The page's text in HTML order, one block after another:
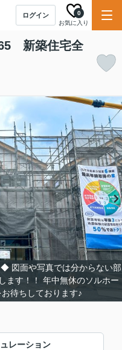
ログイン
お気に入り
0
新築住宅全
図面や写真では分からない部
ます！！ 年中無休のソルホー
待ちしております♪
レーション